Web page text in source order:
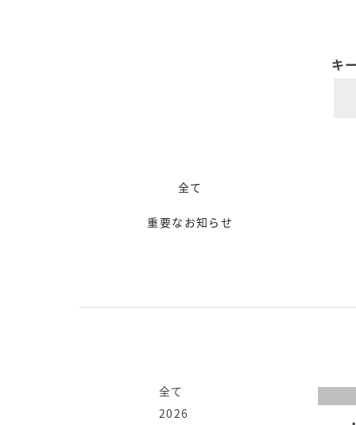
キ
全て
重要なお知らせ
全て
2026